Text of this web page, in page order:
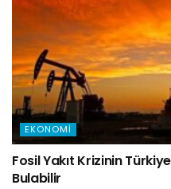
EKONOMI
Fosil Yakıt Krizinin
Bulabilir